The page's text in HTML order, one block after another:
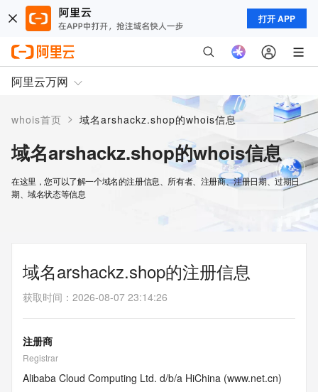
打开 APP
阿里云万网
whois首页 > 域名arshackz.shop的whois信息
域名arshackz.shop的whois信息
在这里，您可以了解一个域名的注册信息、所有者、注册商、注册日期、过期日
期、域名状态等信息
域名arshackz.shop的注册信息
获取时间 ： 2026-08-07 23:14:26
注册商
Registrar
Alibaba Cloud Computing Ltd. d/b/a HiChina (www.net.cn)